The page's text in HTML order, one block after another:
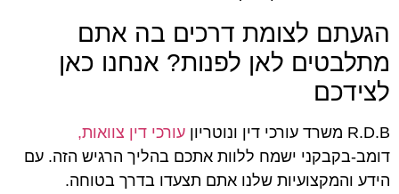
הגעתם לצומת דרכים בה אתם
מתלבטים לאן לפנות? אנחנו כאן
לצידכם
R.D.B משרד עורכי דין ונוטריון
עורכי דין צוואות,
דומב-בקבקני ישמח ללוות אתכם בהליך הרגיש הזה. עם
הידע והמקצועיות שלנו אתם תצעדו בדרך בטוחה.